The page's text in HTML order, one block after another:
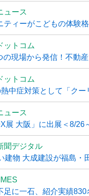
ュース
ィーがこどもの体験
ットコム
現場から発信！不動
ットコム
中症対策として「クー
ュース
展 大阪」に出展＜8/26
聞デジタル
建物 大成建設が福島・
に一石、紹介実績830